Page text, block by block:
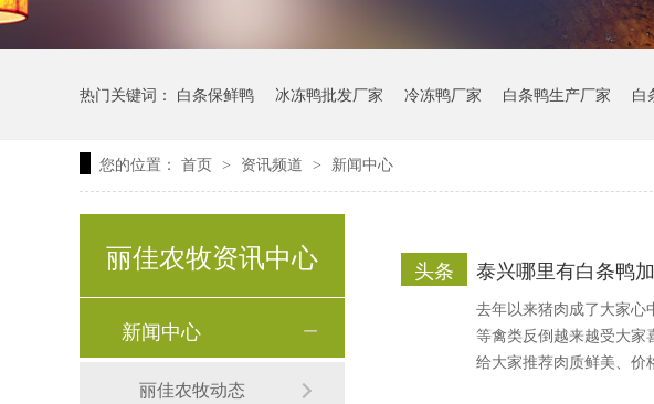
热门关键词： 白条保鲜鸭 冰冻鸭批发厂家 冷冻鸭厂家 白条鸭生产厂家 白
您的位置： 首页 > 资讯频道 > 新闻中心
泰兴哪里有白条鸭
头条
去年以来猪肉成了大家心
等禽类反倒越来越受大家
给大家推荐肉质鲜美、
丽佳农牧资讯中心
新闻中心
丽佳农牧动态
鲜全鸭